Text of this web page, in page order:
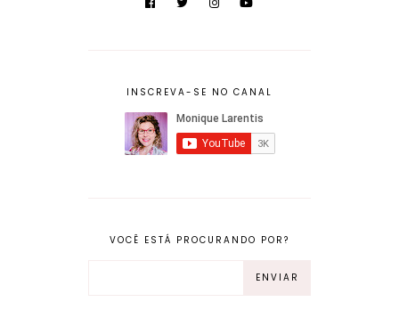
INSCREVA-SE NO CANAL
VOCÊ ESTÁ PROCURANDO POR?